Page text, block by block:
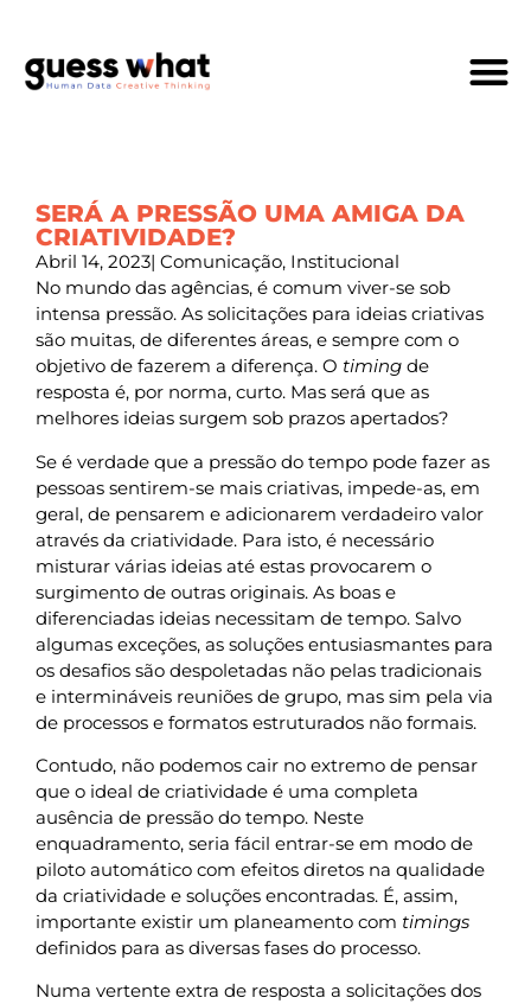
SERÁ A PRESSÃO UMA AMIGA DA
CRIATIVIDADE?
Abril 14, 2023| Comunicação, Institucional
No mundo das agências, é comum viver-se sob
intensa pressão. As solicitações para ideias criativas
são muitas, de diferentes áreas, e sempre com o
objetivo de fazerem a diferença. O timing de
resposta é, por norma, curto. Mas será que as
melhores ideias surgem sob prazos apertados?
Se é verdade que a pressão do tempo pode fazer as
pessoas sentirem-se mais criativas, impede-as, em
geral, de pensarem e adicionarem verdadeiro valor
através da criatividade. Para isto, é necessário
misturar várias ideias até estas provocarem o
surgimento de outras originais. As boas e
diferenciadas ideias necessitam de tempo. Salvo
algumas exceções, as soluções entusiasmantes para
os desafios são despoletadas não pelas tradicionais
e intermináveis reuniões de grupo, mas sim pela via
de processos e formatos estruturados não formais.
Contudo, não podemos cair no extremo de pensar
que o ideal de criatividade é uma completa
ausência de pressão do tempo. Neste
enquadramento, seria fácil entrar-se em modo de
piloto automático com efeitos diretos na qualidade
da criatividade e soluções encontradas. É, assim,
importante existir um planeamento com timings
definidos para as diversas fases do processo.
Numa vertente extra de resposta a solicitações dos